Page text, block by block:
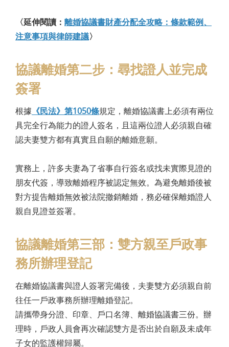
〈延伸閱讀： 離婚協議書財產分配全攻略：條款範例、
注意事項與律師建議〉
協議離婚第二步：尋找證人並完成
簽署
根據 《民法》第1050條規定，離婚協議書上必須有兩位
具完全行為能力的證人簽名，且這兩位證人必須親自確
認夫妻雙方都有真實且自願的離婚意願。
實務上，許多夫妻為了省事自行簽名或找未實際見證的
朋友代簽，導致離婚程序被認定無效。為避免離婚後被
對方提告離婚無效被法院撤銷離婚，務必確保離婚證人
親自見證並簽署。
協議離婚第三部：雙方親至戶政事
務所辦理登記
在離婚協議書與證人簽署完備後，夫妻雙方必須親自前
往任一戶政事務所辦理離婚登記。
請攜帶身分證、印章、戶口名簿、離婚協議書三份。辦
理時，戶政人員會再次確認雙方是否出於自願及未成年
子女的監護權歸屬。